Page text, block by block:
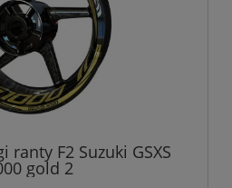
ranty F2 Suzuki GSXS
gold 2